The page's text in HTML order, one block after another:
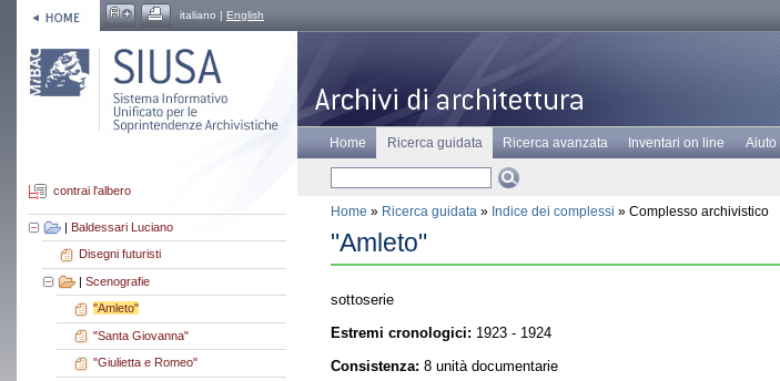
italiano | English
contrai l'albero
| Baldessari Luciano
Disegni futuristi
| Scenografie
"Amleto"
"Santa Giovanna"
"Giulietta e Romeo"
Home Ricerca guidata Ricerca avanzata Inventari on line Aiuto
Home » Ricerca guidata » Indice dei complessi » Complesso archivistico
"Amleto"
sottoserie
Estremi cronologici: 1923 - 1924
Consistenza: 8 unità documentarie